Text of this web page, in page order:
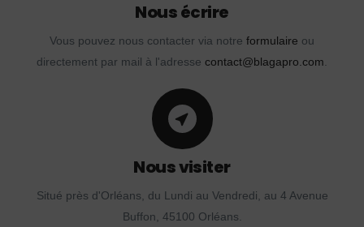
Nous écrire
Vous pouvez nous contacter via notre formulaire ou
directement par mail à l'adresse contact@blagapro.com.
Nous visiter
Situé près d'Orléans, du Lundi au Vendredi, au 4 Avenue
Buffon, 45100 Orléans.